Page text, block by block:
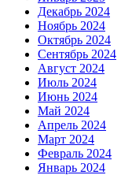
Декабрь 2024
Ноябрь 2024
Октябрь 2024
Сентябрь 2024
Август 2024
Июль 2024
Июнь 2024
Май 2024
Апрель 2024
Март 2024
Февраль 2024
Январь 2024